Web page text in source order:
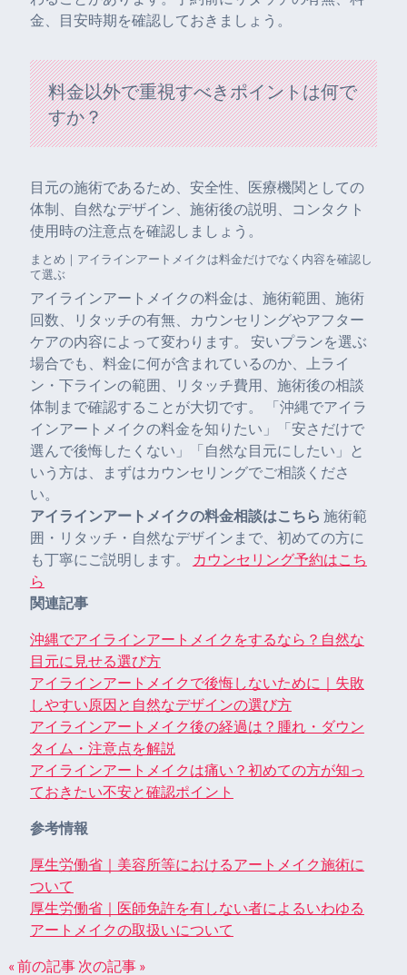
金、目安時期を確認しておきましょう。
料金以外で重視すべきポイントは何で
すか？
目元の施術であるため、安全性、医療機関としての
体制、自然なデザイン、施術後の説明、コンタクト
使用時の注意点を確認しましょう。
まとめ｜アイラインアートメイクは料金だけでなく内容を確認し
て選ぶ
アイラインアートメイクの料金は、施術範囲、施術
回数、リタッチの有無、カウンセリングやアフター
ケアの内容によって変わります。 安いプランを選ぶ
場合でも、料金に何が含まれているのか、上ライ
ン・下ラインの範囲、リタッチ費用、施術後の相談
体制まで確認することが大切です。 「沖縄でアイラ
インアートメイクの料金を知りたい」「安さだけで
選んで後悔したくない」「自然な目元にしたい」と
いう方は、まずはカウンセリングでご相談くださ
い。
アイラインアートメイクの料金相談はこちら 施術範
囲・リタッチ・自然なデザインまで、初めての方に
も丁寧にご説明します。
カウンセリング予約はこち
ら
関連記事
沖縄でアイラインアートメイクをするなら？自然な
目元に見せる選び方
アイラインアートメイクで後悔しないために｜失敗
しやすい原因と自然なデザインの選び方
アイラインアートメイク後の経過は？腫れ・ダウン
タイム・注意点を解説
アイラインアートメイクは痛い？初めての方が知っ
ておきたい不安と確認ポイント
参考情報
厚生労働省｜美容所等におけるアートメイク施術に
ついて
厚生労働省｜医師免許を有しない者によるいわゆる
アートメイクの取扱いについて
« 前の記事 次の記事 »